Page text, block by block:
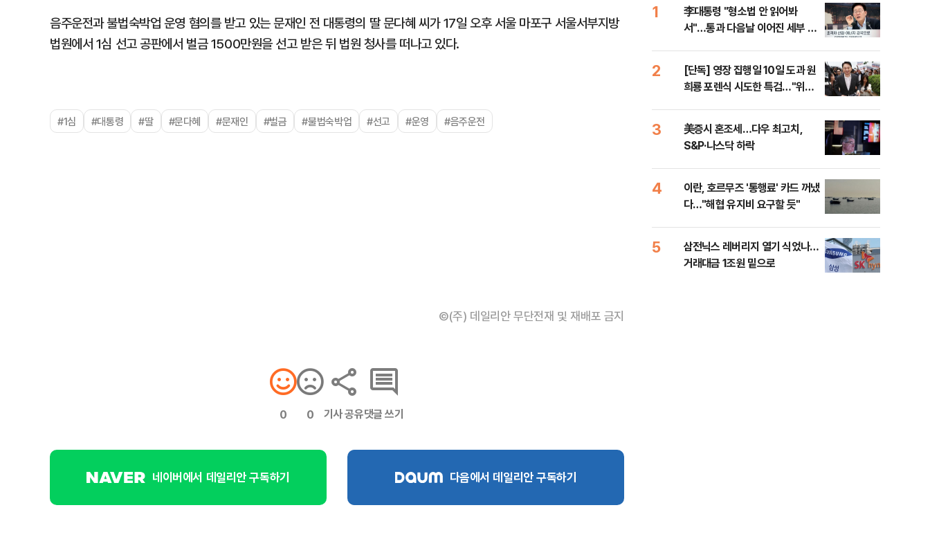
음주운전과 불법숙박업 운영 혐의를 받고 있는 문재인 전 대통령의 딸 문다혜 씨가 17일 오후 서울 마포구 서울서부지방
법원에서 1심 선고 공판에서 벌금 1500만원을 선고 받은 뒤 법원 청사를 떠나고 있다.
#1심 #대통령 #딸 #문다혜 #문재인 #벌금 #불법숙박업 #선고 #운영 #음주운전
©(주) 데일리안 무단전재 및 재배포 금지
0 0 기사 공유댓글 쓰기
네이버에서 데일리안 구독하기 다음에서 데일리안 구독하기
1
李대통령 "형소법 안 읽어봐
서"…통과 다음날 이어진 세부 확
2
[단독] 영장 집행일 10일 도과 원
희룡 포렌식 시도한 특검…"위법
3
美증시 혼조세…다우 최고치,
S&P·나스닥 하락
4
이란, 호르무즈 '통행료' 카드 꺼냈
다…"해협 유지비 요구할 듯"
5
삼전닉스 레버리지 열기 식었나…
거래대금 1조원 밑으로